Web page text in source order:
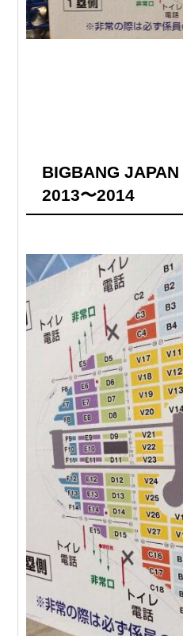
BIGBANG
2013〜2014